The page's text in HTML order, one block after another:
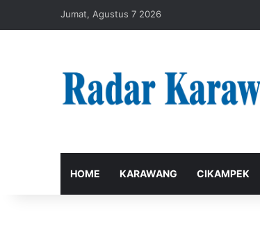
Jumat, Agustus 7 2026
HOME KARAWANG CIKAMPEK